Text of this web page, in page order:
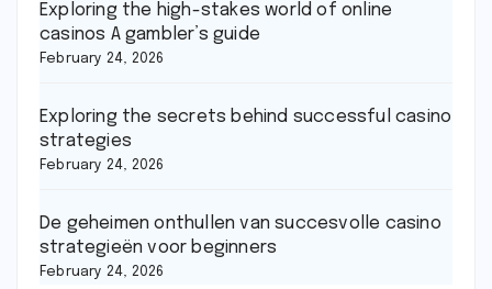
Exploring the high-stakes world of online
casinos A gambler’s guide
February 24, 2026
Exploring the secrets behind successful casino
strategies
February 24, 2026
De geheimen onthullen van succesvolle casino
strategieën voor beginners
February 24, 2026